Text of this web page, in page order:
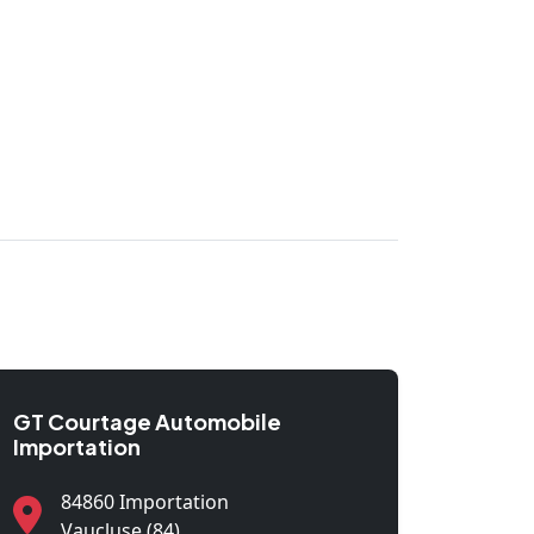
GT Courtage Automobile
Importation
84860 Importation